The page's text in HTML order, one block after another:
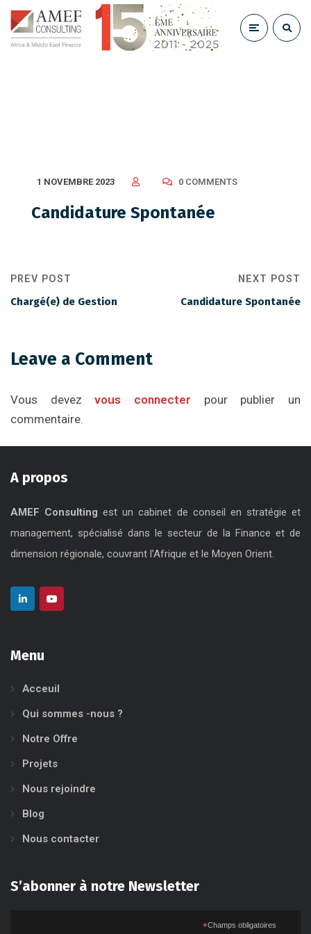
1 NOVEMBRE 2023 0 COMMENTS
Candidature Spontanée
PREV POST
Chargé(e) de Gestion
NEXT POST
Candidature Spontanée
Leave a Comment
Vous devezvous connecter pour publier un
commentaire.
A propos
AMEF Consulting est un cabinet de conseil en stratégie et
management, spécialisé dans le secteur de la Finance et de
dimension régionale, couvrant l’Afrique et le Moyen Orient.
Menu
Acceuil
Qui sommes -nous ?
Notre Offre
Projets
Nous rejoindre
Blog
Nous contacter
S’abonner à notre Newsletter
*Champs obligatoires